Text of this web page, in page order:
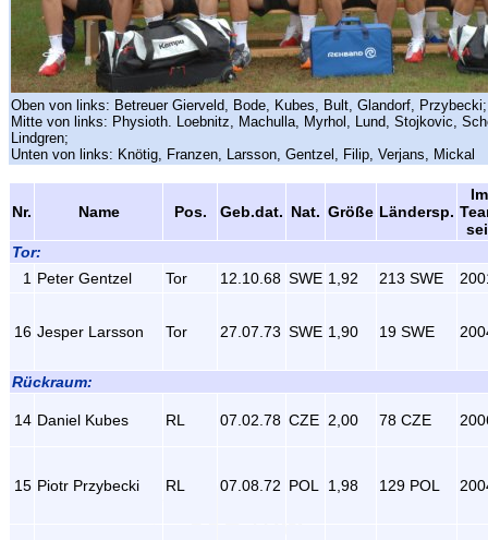
Oben von links: Betreuer Gierveld, Bode, Kubes, Bult, Glandorf, Przybecki;
Mitte von links: Physioth. Loebnitz, Machulla, Myrhol, Lund, Stojkovic,
Lindgren;
Unten von links: Knötig, Franzen, Larsson, Gentzel, Filip, Verjans, Mickal
Nr. Name Pos. Geb.dat. Nat. Größe Ländersp.
Im
Tor:
1 Peter Gentzel Tor 12.10.68 SWE 1,92 213 SWE
16 Jesper Larsson Tor 27.07.73 SWE 1,90 19 SWE
Rückraum:
14 Daniel Kubes RL 07.02.78 CZE 2,00 78 CZE
15 Piotr Przybecki RL 07.08.72 POL 1,98 129 POL